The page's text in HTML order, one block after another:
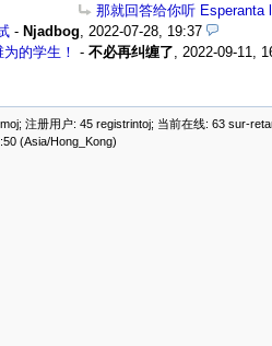
那就回答给你听 Esperanta
- Njadbog, 2022-07-28, 19:37
的学生！ - 不必再纠缠了, 2022-09-11,
注册用户: 45 registrintoj; 当前在线: 63 sur-
(Asia/Hong_Kong)